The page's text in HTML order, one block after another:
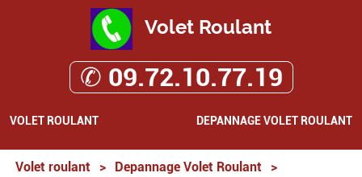
Volet Roulant
✆ 09.72.10.77.19
VOLET ROULANT DEPANNAGE VOLET ROULANT
Volet roulant > Depannage Volet Roulant
>